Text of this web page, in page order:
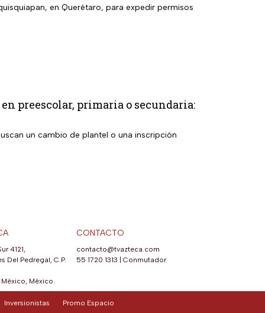
en Querétaro, para expedir permisos
preescolar, primaria o secundaria:
un cambio de plantel o una inscripción
4121,
Del Pedregal, C.P.
México.
CONTACTO
contacto@tvazteca.com
55 1720 1313
Conmutador
Inversionistas Promo Espacio